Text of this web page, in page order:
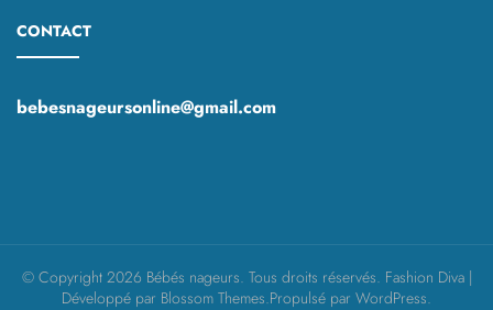
CONTACT
bebesnageursonline@gmail.com
© Copyright 2026 Bébés nageurs. Tous droits réservés. Fashion Diva |
Développé par Blossom Themes.Propulsé par WordPress.